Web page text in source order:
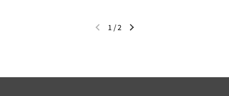
이전 슬라이드다음 슬라이드
1 /2